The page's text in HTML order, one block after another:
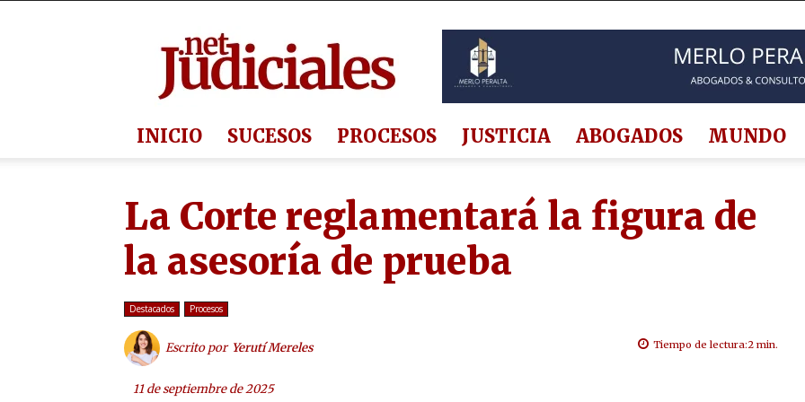
INICIO SUCESOS PROCESOS JUSTICIA ABOGADOS MUNDO
La Corte reglamentará la figura de
la asesoría de prueba
Destacados Procesos
Escrito por Yerutí Mereles
11 de septiembre de 2025
Tiempo de lectura:2 min.